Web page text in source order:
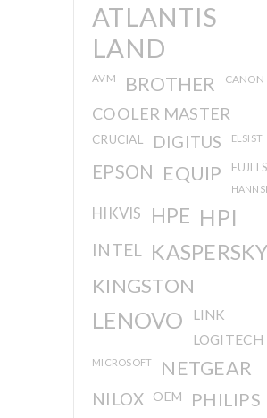
ATLANTIS
LAND
AVM BROTHER CANON
COOLER MASTER
CRUCIAL DIGITUS ELSIST
EPSON EQUIP
HIKVIS HPE HPI
INTEL KASPERSKY
KINGSTON
LENOVO
LINK
LOGITECH
MICROSOFT NETGEAR
NILOX OEM PHILIPS